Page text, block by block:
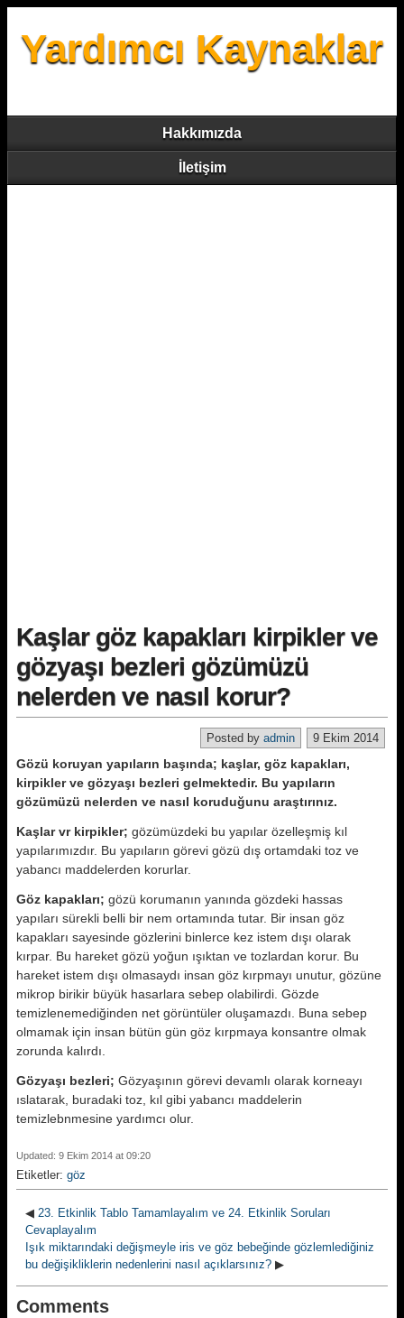
Yardımcı Kaynaklar
Hakkımızda
İletişim
Kaşlar göz kapakları kirpikler ve
gözyaşı bezleri gözümüzü
nelerden ve nasıl korur?
9 Ekim 2014
Posted by admin
Gözü koruyan yapıların başında; kaşlar, göz kapakları,
kirpikler ve gözyaşı bezleri gelmektedir. Bu yapıların
gözümüzü nelerden ve nasıl koruduğunu araştırınız.
Kaşlar vr kirpikler; gözümüzdeki bu yapılar özelleşmiş kıl
yapılarımızdır. Bu yapıların görevi gözü dış ortamdaki toz ve
yabancı maddelerden korurlar.
Göz kapakları; gözü korumanın yanında gözdeki hassas
yapıları sürekli belli bir nem ortamında tutar. Bir insan göz
kapakları sayesinde gözlerini binlerce kez istem dışı olarak
kırpar. Bu hareket gözü yoğun ışıktan ve tozlardan korur. Bu
hareket istem dışı olmasaydı insan göz kırpmayı unutur, gözüne
mikrop birikir büyük hasarlara sebep olabilirdi. Gözde
temizlenemediğinden net görüntüler oluşamazdı. Buna sebep
olmamak için insan bütün gün göz kırpmaya konsantre olmak
zorunda kalırdı.
Gözyaşı bezleri; Gözyaşının görevi devamlı olarak korneayı
ıslatarak, buradaki toz, kıl gibi yabancı maddelerin
temizlebnmesine yardımcı olur.
Updated: 9 Ekim 2014 at 09:20
Etiketler: göz
◀ 23. Etkinlik Tablo Tamamlayalım ve 24. Etkinlik Soruları
Cevaplayalım
Işık miktarındaki değişmeyle iris ve göz bebeğinde gözlemlediğiniz
bu değişikliklerin nedenlerini nasıl açıklarsınız? ▶
Comments